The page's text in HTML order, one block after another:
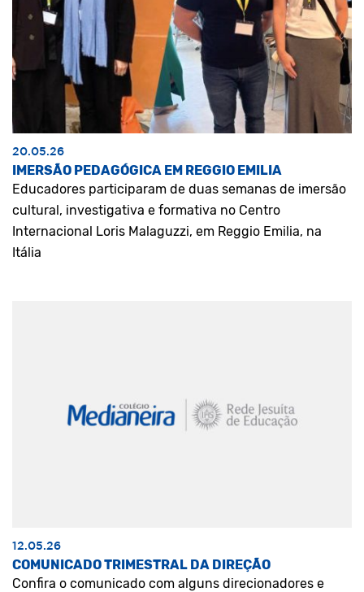
20.05.26
IMERSÃO PEDAGÓGICA EM REGGIO EMILIA
Educadores participaram de duas semanas de imersão
cultural, investigativa e formativa no Centro
Internacional Loris Malaguzzi, em Reggio Emilia, na
Itália
12.05.26
COMUNICADO TRIMESTRAL DA DIREÇÃO
Confira o comunicado com alguns direcionadores e